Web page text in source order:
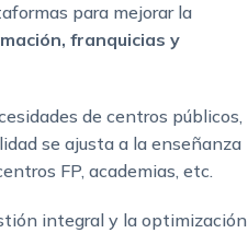
para mejorar la
franquicias y
de centros públicos,
se ajusta a la enseñanza
FP, academias, etc.
integral y la optimización